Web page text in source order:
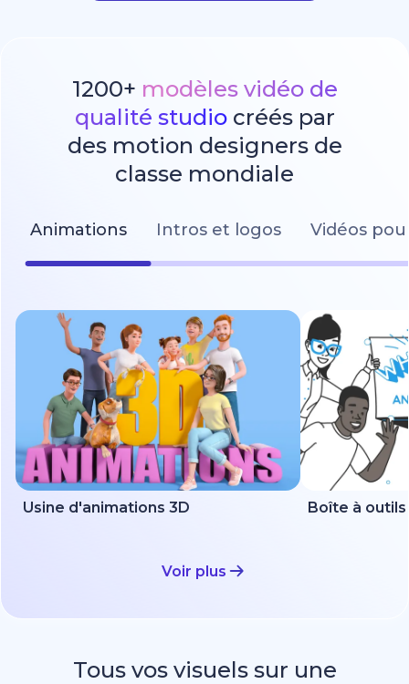
1200+ modèles vidéo de
qualité studiocréés par
des motion designers de
classe mondiale
Animations Intros et logos Vidéos
Usine d'animations 3D
Voir plus
Tous vos visuels sur une